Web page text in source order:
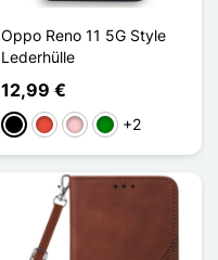
Oppo Reno 11 5G Style
Lederhülle
12,99 €
Schwarz
Rot PinkGrün+2